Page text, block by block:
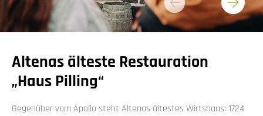
Altenas älteste Restauration
„Haus Pilling“
Gegenüber vom Apollo steht Altenas ältestes Wirtshaus: 1724